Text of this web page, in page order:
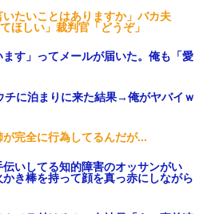
軍
悲たいことはありますか」バカ夫
ほしい」裁判官「どうぞ」
す」ってメールが届いた。俺も「愛
チに泊まりに来た結果→俺がヤバイｗ
が完全に行為してるんだが...
いしてる知的障害のオッサンがい
き棒を持って顔を真っ赤にしながら